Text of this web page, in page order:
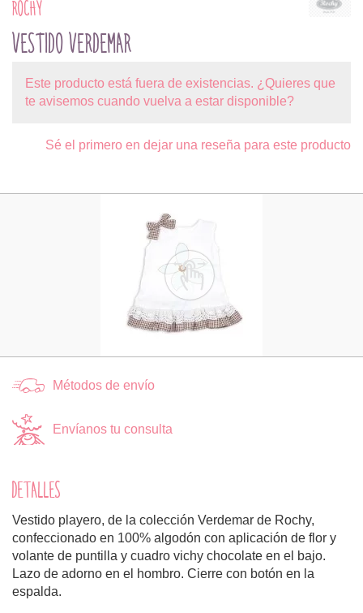
ROCHY
VESTIDO VERDEMAR
Este producto está fuera de existencias. ¿Quieres que
te avisemos cuando vuelva a estar disponible?
Sé el primero en dejar una reseña para este producto
Métodos de envío
Envíanos tu consulta
DETALLES
Vestido playero, de la colección Verdemar de Rochy,
confeccionado en 100% algodón con aplicación de flor y
volante de puntilla y cuadro vichy chocolate en el bajo.
Lazo de adorno en el hombro. Cierre con botón en la
espalda.